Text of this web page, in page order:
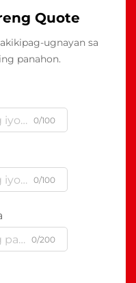
Quote
ugnayan sa
panahon.
0/100
0/100
0/200